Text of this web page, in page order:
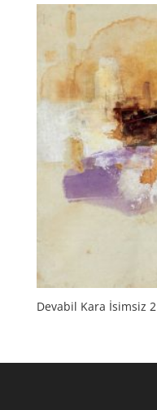
Devabil Kara İsimsiz 2